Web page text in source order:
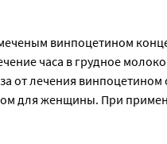
винпоцетином
часа в грудное
лечения винпоцетином
для женщины. При